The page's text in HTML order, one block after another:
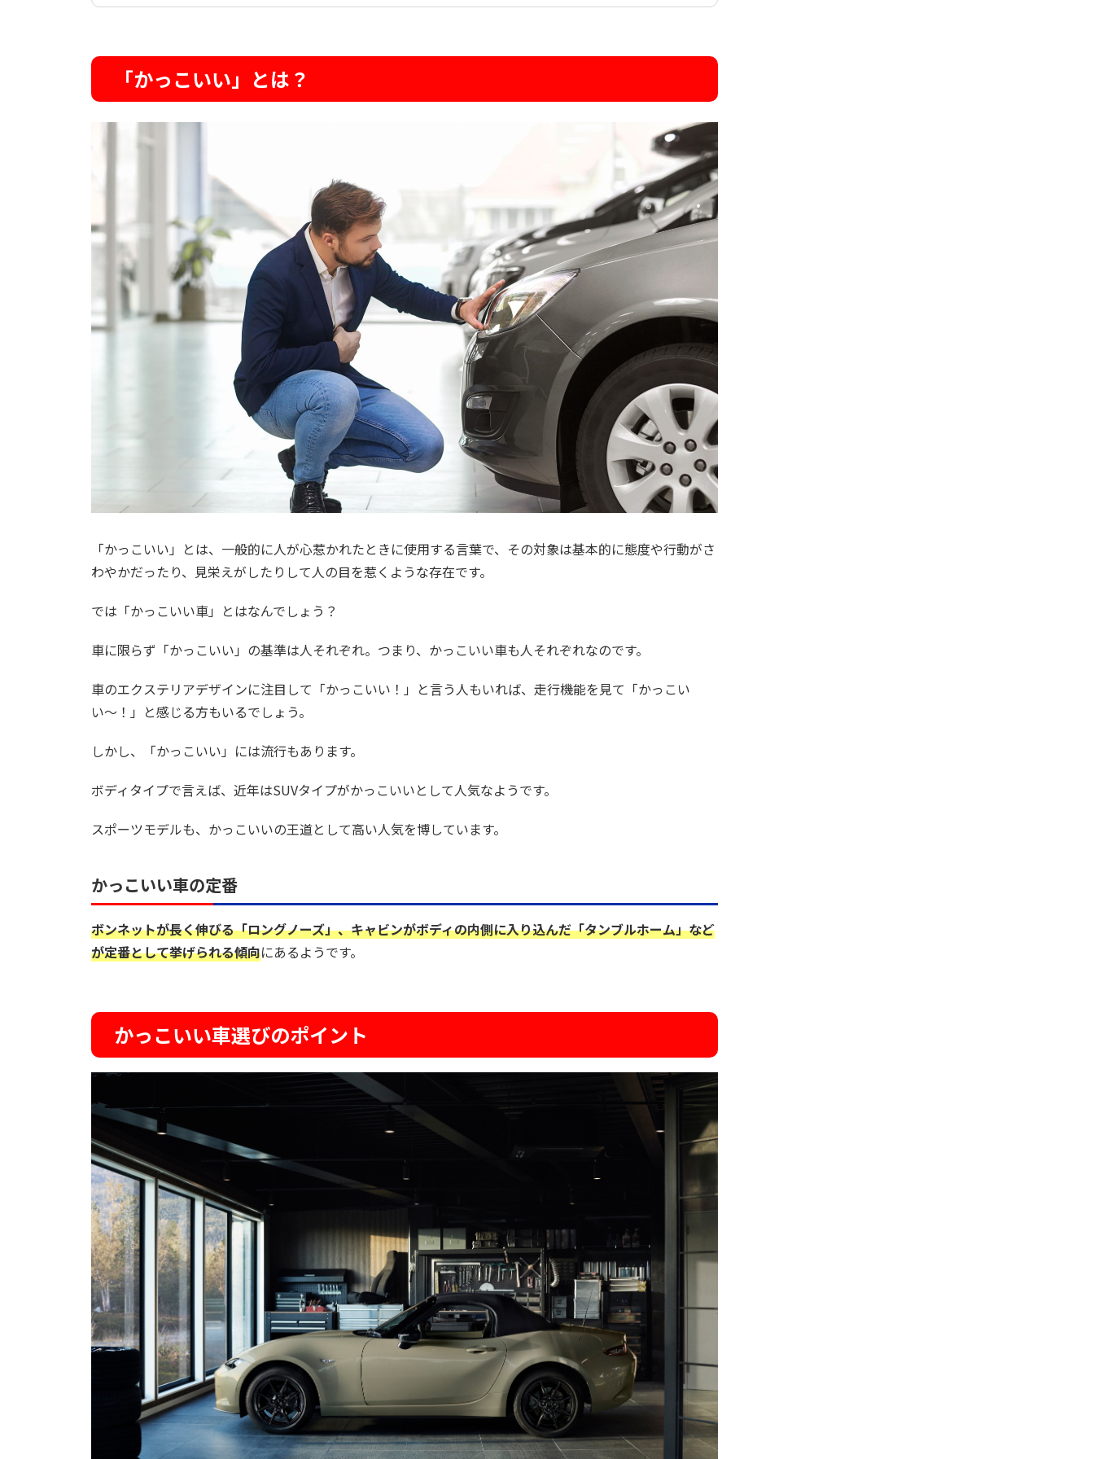
「かっこいい」とは？
「かっこいい」とは、一般的に人が心惹かれたときに使用する言葉で、その対象は基本的に態度や行動がさ
わやかだったり、見栄えがしたりして人の目を惹くような存在です。
では「かっこいい車」とはなんでしょう？
車に限らず「かっこいい」の基準は人それぞれ。つまり、かっこいい車も人それぞれなのです。
車のエクステリアデザインに注目して「かっこいい！」と言う人もいれば、走行機能を見て「かっこい
い〜！」と感じる方もいるでしょう。
しかし、「かっこいい」には流行もあります。
ボディタイプで言えば、近年はSUVタイプがかっこいいとして人気なようです。
スポーツモデルも、かっこいいの王道として高い人気を博しています。
かっこいい車の定番
ボンネットが長く伸びる「ロングノーズ」、キャビンがボディの内側に入り込んだ「タンブルホーム」など
が定番として挙げられる傾向にあるようです。
かっこいい車選びのポイント